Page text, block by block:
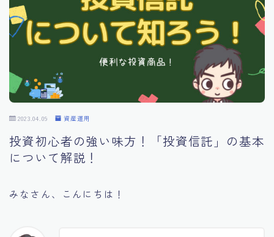
プロフィール
2023.04.09 資産運用
投資初心者の強い味方！「投資信託」の基本
について解説！
みなさん、こんにちは！